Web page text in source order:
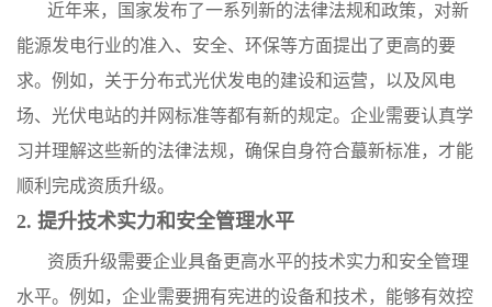
近年来，国家发布了一系列新的法律法规和政策，对新
能源发电行业的准入、安全、环保等方面提出了更高的要
求。例如，关于分布式光伏发电的建设和运营，以及风电
场、光伏电站的并网标准等都有新的规定。企业需要认真学
习并理解这些新的法律法规，确保自身符合蕞新标准，才能
顺利完成资质升级。
2. 提升技术实力和安全管理水平
资质升级需要企业具备更高水平的技术实力和安全管理
水平。例如，企业需要拥有宪进的设备和技术，能够有效控